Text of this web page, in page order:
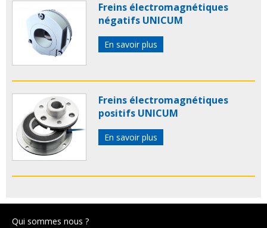
Freins électromagnétiques
négatifs UNICUM
En savoir plus
Freins électromagnétiques
positifs UNICUM
En savoir plus
Qui sommes nous ?